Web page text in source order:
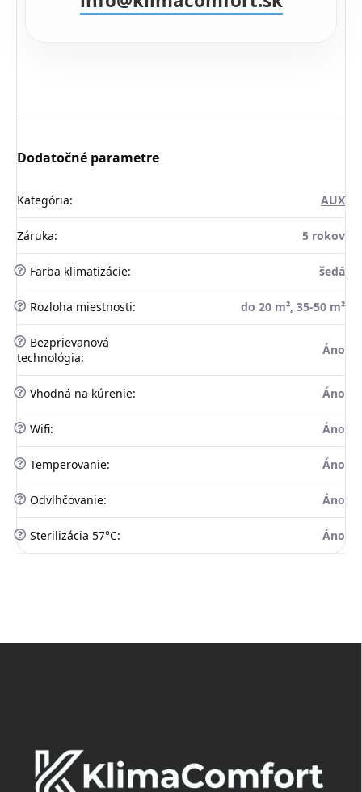
Dodatočné parametre
Kategória: AUX
Záruka: 5 rokov
? Farba klimatizácie: šedá
? Rozloha miestnosti: do 20 m², 35-50 m²
? Bezprievanová
technológia:
Áno
? Vhodná na kúrenie: Áno
? Wifi: Áno
? Temperovanie: Áno
? Odvlhčovanie: Áno
? Sterilizácia 57°C: Áno